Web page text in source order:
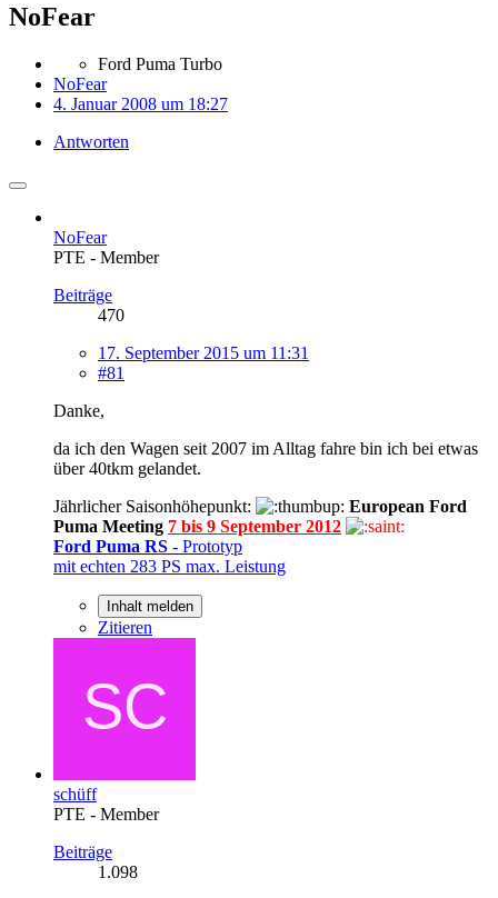
NoFear
Ford Puma Turbo
NoFear
4. Januar 2008 um 18:27
Antworten
NoFear
PTE - Member
Beiträge
470
17. September 2015 um 11:31
#81
Danke,
da ich den Wagen seit 2007 im Alltag fahre bin ich bei etwas
über 40tkm gelandet.
Jährlicher Saisonhöhepunkt:
European Ford
Puma Meeting 7 bis 9 September 2012
Ford Puma RS - Prototyp
mit echten 283 PS max. Leistung
Inhalt melden
Zitieren
schüff
PTE - Member
Beiträge
1.098